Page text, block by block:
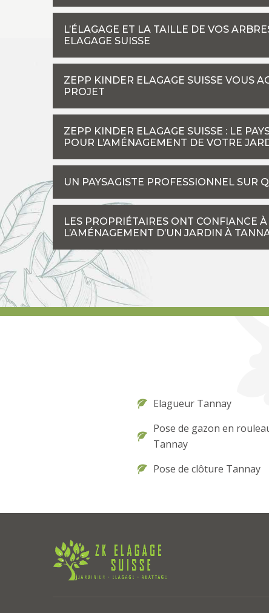
L’ÉLAGAGE ET LA TAILLE DE VOS
ELAGAGE SUISSE
ZEPP KINDER ELAGAGE SUISSE VOUS
PROJET
ZEPP KINDER ELAGAGE SUISSE : LE
POUR L’AMÉNAGEMENT DE VOTRE
UN PAYSAGISTE PROFESSIONNEL SUR
LES PROPRIÉTAIRES ONT CONFIANCE
L’AMÉNAGEMENT D’UN JARDIN À
Elagueur Tannay
Pose de gazon en
Tannay
Pose de clôture Tannay